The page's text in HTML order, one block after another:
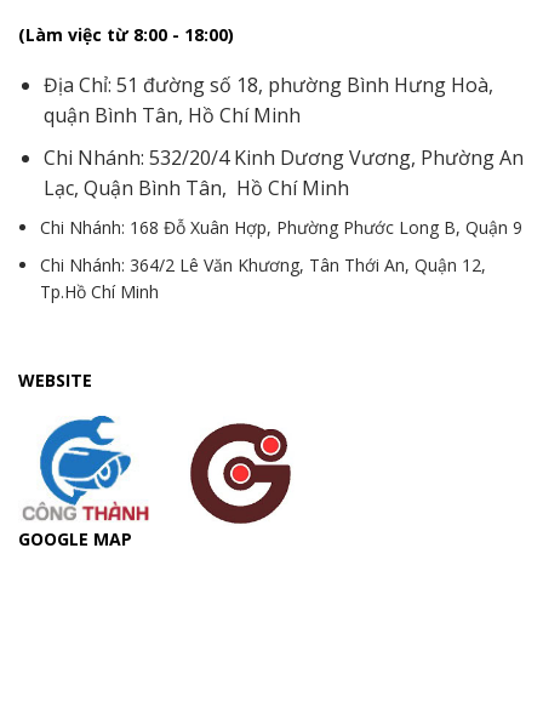
(Làm việc từ 8:00 - 18:00)
Địa Chỉ: 51 đường số 18, phường Bình Hưng Hoà,
quận Bình Tân, Hồ Chí Minh
Chi Nhánh: 532/20/4 Kinh Dương Vương, Phường An
Lạc, Quận Bình Tân, Hồ Chí Minh
Chi Nhánh: 168 Đỗ Xuân Hợp, Phường Phước Long B, Quận 9
Chi Nhánh: 364/2 Lê Văn Khương, Tân Thới An, Quận 12,
Tp.Hồ Chí Minh
WEBSITE
GOOGLE MAP